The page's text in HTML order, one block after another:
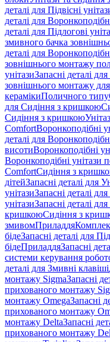
деталі для Підвісні
деталі для
деталі для Підлогові
змивного бачка
деталі для
зовнішнього монтажу
унітазиЗапасні деталі
зовнішнього монтажу для
керамікиПоличного типу
для Сидіння з кришкою
Сидіння з кришкою
ComfortВоронкоподібні
деталі для
висотиВоронкоподібні
Воронкоподібні унітази
ComfortСидіння з
дітейЗапасні деталі для
унітазиЗапасні деталі для
унітазиЗапасні деталі
кришкоюСидіння з
змивомПриладдя
бідеЗапасні деталі для
бідеПриладдяЗапасні
системи керування
деталі для Змивні клавіші
монтажу SigmaЗапасні
прихованого монтажу
монтажу OmegaЗапасні
прихованого монтажу
монтажу DeltaЗапасні
прихованого монтажу